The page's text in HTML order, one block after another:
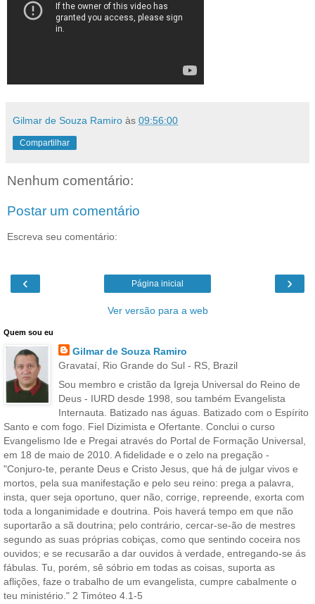
Gilmar de Souza Ramiro às 09:56:00
Compartilhar
Nenhum comentário:
Postar um comentário
Escreva seu comentário:
‹ ›
Página inicial
Ver versão para a web
Quem sou eu
Gilmar de Souza Ramiro
Gravataí, Rio Grande do Sul - RS, Brazil
Sou membro e cristão da Igreja Universal do Reino de
Deus - IURD desde 1998, sou também Evangelista
Internauta. Batizado nas águas. Batizado com o Espírito
Santo e com fogo. Fiel Dizimista e Ofertante. Conclui o curso
Evangelismo Ide e Pregai através do Portal de Formação Universal,
em 18 de maio de 2010. A fidelidade e o zelo na pregação -
"Conjuro-te, perante Deus e Cristo Jesus, que há de julgar vivos e
mortos, pela sua manifestação e pelo seu reino: prega a palavra,
insta, quer seja oportuno, quer não, corrige, repreende, exorta com
toda a longanimidade e doutrina. Pois haverá tempo em que não
suportarão a sã doutrina; pelo contrário, cercar-se-ão de mestres
segundo as suas próprias cobiças, como que sentindo coceira nos
ouvidos; e se recusarão a dar ouvidos à verdade, entregando-se ás
fábulas. Tu, porém, sê sóbrio em todas as coisas, suporta as
aflições, faze o trabalho de um evangelista, cumpre cabalmente o
teu ministério." 2 Timóteo 4.1-5